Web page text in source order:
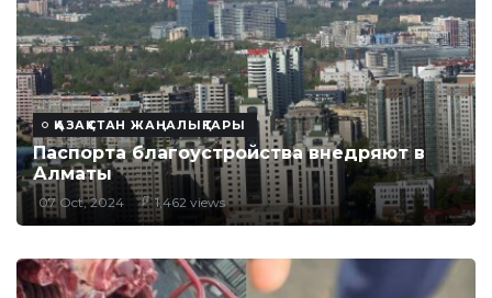
ҚАЗАҚСТАН ЖАҢАЛЫҚТАРЫ
Паспорта благоустройства внедряют в
Алматы
07 Oct, 2024 1,462 views